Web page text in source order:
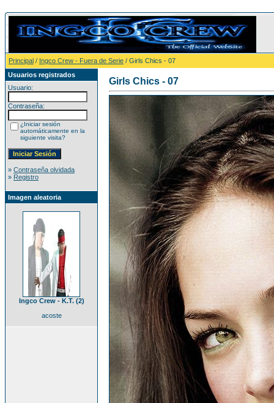
Principal / Ingco Crew - Fuera de Serie / Girls Chics - 07
Usuarios registrados
Usuario:
Contraseña:
¿Iniciar sesión
automáticamente en la
siguiente visita?
» Contraseña olvidada
» Registro
Imagen aleatoria
Ingco Crew - K.T. (2)
acoste
Girls Chics - 07